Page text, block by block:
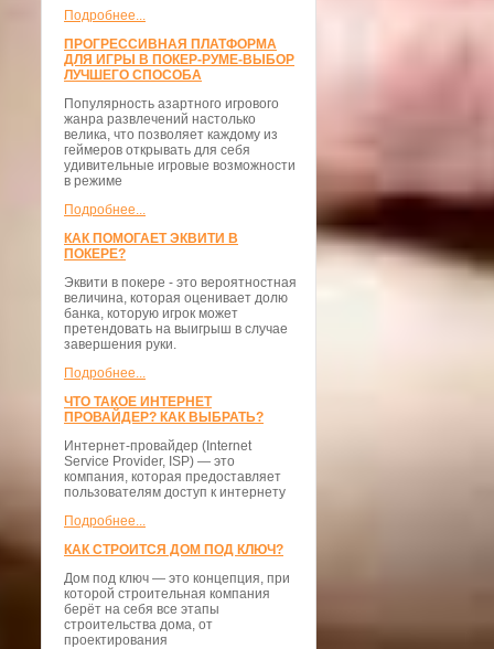
Подробнее...
ПРОГРЕССИВНАЯ ПЛАТФОРМА
ДЛЯ ИГРЫ В ПОКЕР-РУМЕ-ВЫБОР
ЛУЧШЕГО СПОСОБА
Популярность азартного игрового
жанра развлечений настолько
велика, что позволяет каждому из
геймеров открывать для себя
удивительные игровые возможности
в режиме
Подробнее...
КАК ПОМОГАЕТ ЭКВИТИ В
ПОКЕРЕ?
Эквити в покере - это вероятностная
величина, которая оценивает долю
банка, которую игрок может
претендовать на выигрыш в случае
завершения руки.
Подробнее...
ЧТО ТАКОЕ ИНТЕРНЕТ
ПРОВАЙДЕР? КАК ВЫБРАТЬ?
Интернет-провайдер (Internet
Service Provider, ISP) — это
компания, которая предоставляет
пользователям доступ к интернету
Подробнее...
КАК СТРОИТСЯ ДОМ ПОД КЛЮЧ?
Дом под ключ — это концепция, при
которой строительная компания
берёт на себя все этапы
строительства дома, от
проектирования